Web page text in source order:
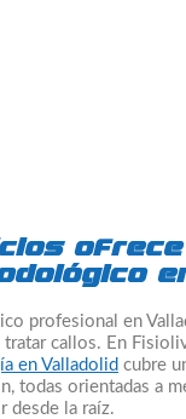
ofrece
profesional en
callos. En
en Valladolid cubre
todas orientadas a
desde la raíz.